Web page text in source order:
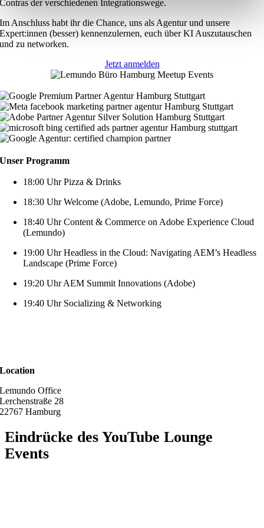
Contras der verschiedenen Integrationswege.
Im Anschluss habt ihr die Chance, uns als Agentur und unsere
Expert:innen (besser) kennenzulernen, euch über KI Auszutauschen
und zu networken.
Jetzt anmelden
Unser Programm
18:00 Uhr Pizza & Drinks
18:30 Uhr Welcome (Adobe, Lemundo, Prime Force)
18:40 Uhr Content & Commerce on Adobe Experience Cloud
(Lemundo)
19:00 Uhr Headless in the Cloud: Navigating AEM’s Headless
Landscape (Prime Force)
19:20 Uhr AEM Summit Innovations (Adobe)
19:40 Uhr Socializing & Networking
Location
Lemundo Office
Lerchenstraße 28
22767 Hamburg
Eindrücke des YouTube Lounge
Events